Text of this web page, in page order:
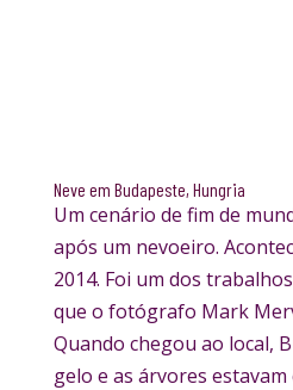
Neve em Budapeste, Hungria
Um cenário de fim de
após um nevoeiro.
2014. Foi um dos
que o fotógrafo Mark
Quando chegou ao local,
gelo e as árvores